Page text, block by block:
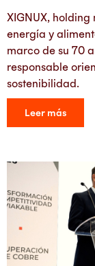
XIGNUX,
energía y
marco de su 70
responsable
sostenibilidad.
Leer más